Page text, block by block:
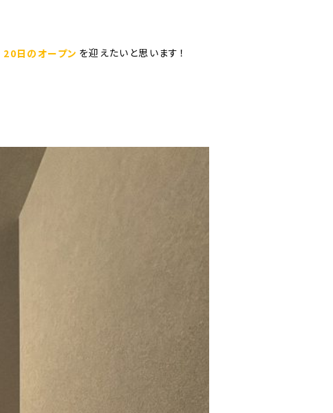
20日のオープン を迎えたいと思います！